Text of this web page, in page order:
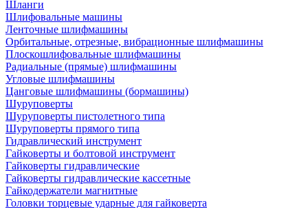
Шланги
Шлифовальные машины
Ленточные шлифмашины
Орбитальные, отрезные, вибрационные шлифмашины
Плоскошлифовальные шлифмашины
Радиальные (прямые) шлифмашины
Угловые шлифмашины
Цанговые шлифмашины (бормашины)
Шуруповерты
Шуруповерты пистолетного типа
Шуруповерты прямого типа
Гидравлический инструмент
Гайковерты и болтовой инструмент
Гайковерты гидравлические
Гайковерты гидравлические кассетные
Гайкодержатели магнитные
Головки торцевые ударные для гайковерта